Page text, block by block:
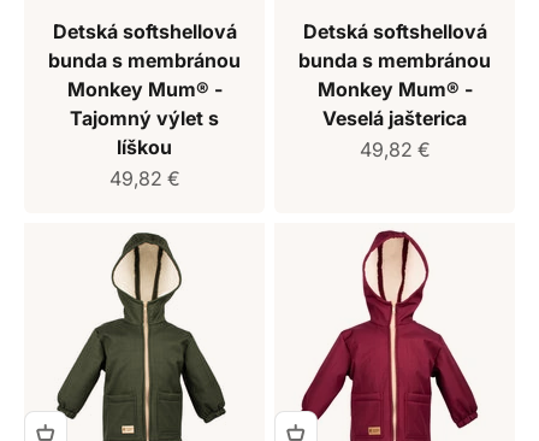
Detská softshellová
bunda s membránou
Monkey Mum® -
Tajomný výlet s
líškou
Predajná cena
49,82 €
Detská softshellová
bunda s membránou
Monkey Mum® -
Veselá jašterica
Predajná cena
49,82 €